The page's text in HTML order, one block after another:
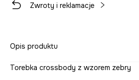
Zwroty i reklamacje
Opis produktu
Torebka crossbody z wzorem zebry